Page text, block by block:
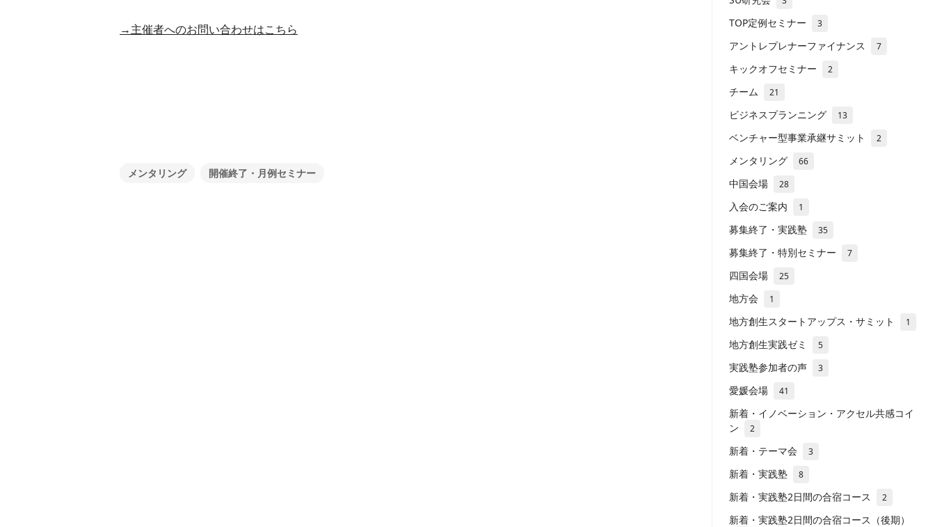
→主催者へのお問い合わせはこちら
メンタリング 開催終了・月例セミナー
TOP定例セミナー 3
アントレプレナーファイナンス 7
キックオフセミナー 2
チーム 21
ビジネスプランニング 13
ベンチャー型事業承継サミット 2
メンタリング 66
中国会場 28
入会のご案内 1
募集終了・実践塾 35
募集終了・特別セミナー 7
四国会場 25
地方会 1
地方創生スタートアップス・サミット 1
地方創生実践ゼミ 5
実践塾参加者の声 3
愛媛会場 41
新着・イノベーション・アクセル共感コイ
ン
2
新着・テーマ会 3
新着・実践塾 8
新着・実践塾2日間の合宿コース 2
新着・実践塾2日間の合宿コース（後期）